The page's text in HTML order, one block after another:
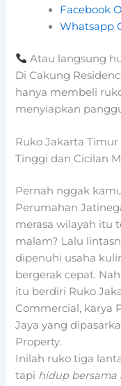
Facebook
Whatsapp
Atau langsung
Di Cakung
hanya membeli
menyiapkan
Ruko Jakarta
Tinggi dan Cicilan
Pernah nggak
Perumahan
merasa wilayah itu
malam? Lalu
dipenuhi usaha
bergerak cepat.
itu berdiri Ruko
Commercial, karya
Jaya yang
Property.
Inilah ruko tiga
tapi hidup bersama